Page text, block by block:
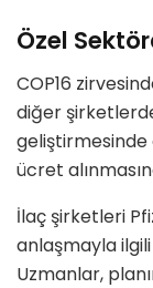
Özel
COP16
diğer
geliştirmesinde
ücret
İlaç şirketleri
anlaşmayla
Uzmanlar,